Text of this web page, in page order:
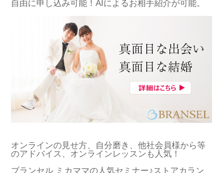
自由に申し込み可能！AIによるお相手紹介が可能。
オンラインの見せ方、自分磨き、他社会員様から等
のアドバイス、オンラインレッスンも人気！
ブランセル ミカママの人気セミナー♪ストアカラン